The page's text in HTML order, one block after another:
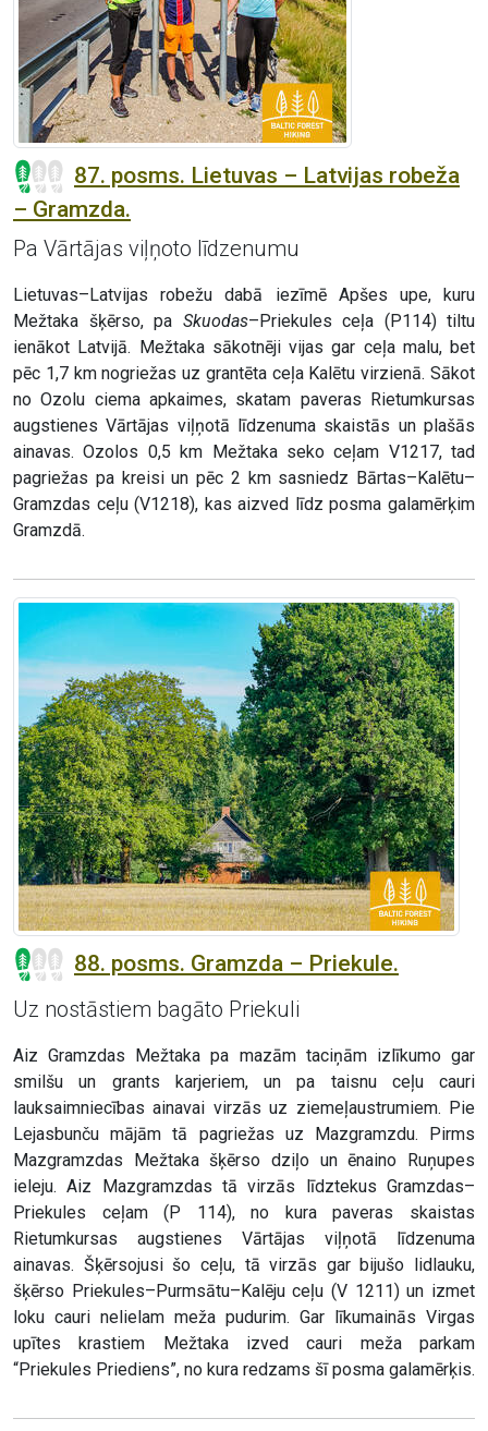
87. posms. Lietuvas – Latvijas robeža
– Gramzda.
Pa Vārtājas viļņoto līdzenumu
Lietuvas–Latvijas robežu dabā iezīmē Apšes upe, kuru
Mežtaka šķērso, pa Skuodas–Priekules ceļa (P114) tiltu
ienākot Latvijā. Mežtaka sākotnēji vijas gar ceļa malu, bet
pēc 1,7 km nogriežas uz grantēta ceļa Kalētu virzienā. Sākot
no Ozolu ciema apkaimes, skatam paveras Rietumkursas
augstienes Vārtājas viļņotā līdzenuma skaistās un plašās
ainavas. Ozolos 0,5 km Mežtaka seko ceļam V1217, tad
pagriežas pa kreisi un pēc 2 km sasniedz Bārtas–Kalētu–
Gramzdas ceļu (V1218), kas aizved līdz posma galamērķim
Gramzdā.
88. posms. Gramzda – Priekule.
Uz nostāstiem bagāto Priekuli
Aiz Gramzdas Mežtaka pa mazām taciņām izlīkumo gar
smilšu un grants karjeriem, un pa taisnu ceļu cauri
lauksaimniecības ainavai virzās uz ziemeļaustrumiem. Pie
Lejasbunču mājām tā pagriežas uz Mazgramzdu. Pirms
Mazgramzdas Mežtaka šķērso dziļo un ēnaino Ruņupes
ieleju. Aiz Mazgramzdas tā virzās līdztekus Gramzdas–
Priekules ceļam (P 114), no kura paveras skaistas
Rietumkursas augstienes Vārtājas viļņotā līdzenuma
ainavas. Šķērsojusi šo ceļu, tā virzās gar bijušo lidlauku,
šķērso Priekules–Purmsātu–Kalēju ceļu (V 1211) un izmet
loku cauri nelielam meža pudurim. Gar līkumainās Virgas
upītes krastiem Mežtaka izved cauri meža parkam
“Priekules Priediens”, no kura redzams šī posma galamērķis.